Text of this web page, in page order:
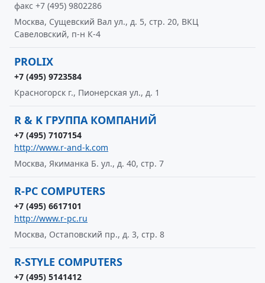
факс +7 (495) 9802286
Москва, Сущевский Вал ул., д. 5, стр. 20, ВКЦ
Савеловский, п-н К-4
PROLIX
+7 (495) 9723584
Красногорск г., Пионерская ул., д. 1
R & K ГРУППА КОМПАНИЙ
+7 (495) 7107154
http://www.r-and-k.com
Москва, Якиманка Б. ул., д. 40, стр. 7
R-PC COMPUTERS
+7 (495) 6617101
http://www.r-pc.ru
Москва, Остаповский пр., д. 3, стр. 8
R-STYLE COMPUTERS
+7 (495) 5141412